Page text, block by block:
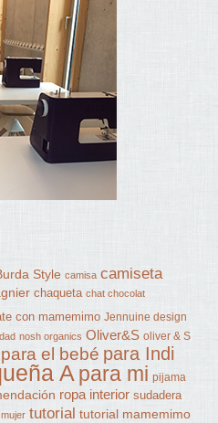
Style camisa camiseta
chaqueta chat chocolat
con mamemimo Jennuine design
nosh organics Oliver&S oliver & S
para el bebé para Indi
A para mi pijama
ropa interior sudadera
tutorial tutorial mamemimo